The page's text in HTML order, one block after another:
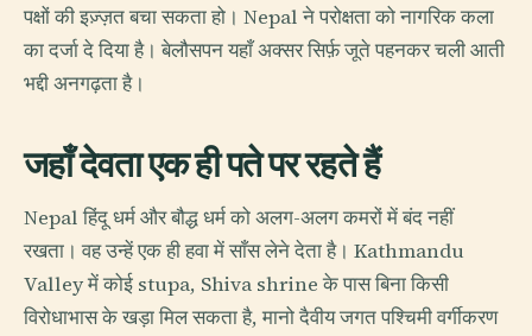
पक्षों की इज़्ज़त बचा सकता हो। Nepal ने परोक्षता को नागरिक कला
का दर्जा दे दिया है। बेलौसपन यहाँ अक्सर सिर्फ़ जूते पहनकर चली आती
भद्दी अनगढ़ता है।
जहाँ देवता एक ही पते पर रहते हैं
Nepal हिंदू धर्म और बौद्ध धर्म को अलग-अलग कमरों में बंद नहीं
रखता। वह उन्हें एक ही हवा में साँस लेने देता है। Kathmandu
Valley में कोई stupa, Shiva shrine के पास बिना किसी
विरोधाभास के खड़ा मिल सकता है, मानो दैवीय जगत पश्चिमी वर्गीकरण